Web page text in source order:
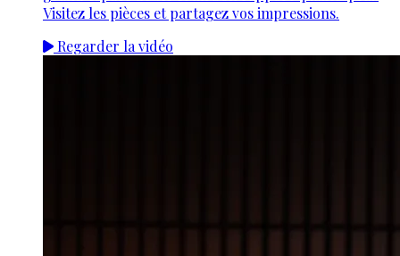
Visitez les pièces et partagez vos impressions.
Regarder la vidéo